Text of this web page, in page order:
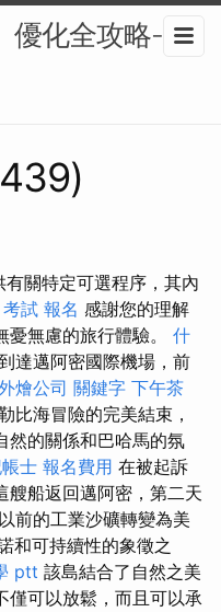
優化全攻略-
關特定可選程序，其內
試 報名 感謝您的理解
無慮的旅行體驗。 什
達邁阿密國際機場，前
燴公司 關鍵字 下午茶
比海冒險的完美結束，
然的關係和巴哈馬的氛
士 報名費用 在被起訴
艘船返回邁阿密，第二天
前的工業沙礦轉變為美
和可持續性的象徵之
ptt 該島結合了自然之美
僅可以放鬆，而且可以承